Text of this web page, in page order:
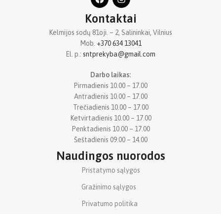
Kontaktai
Kelmijos sodų 81oji. – 2, Salininkai, Vilnius
Mob. +370 634 13041
El. p.: sntprekyba@gmail.com
Darbo laikas:
Pirmadienis 10.00 – 17.00
Antradienis 10.00 – 17.00
Trečiadienis 10.00 – 17.00
Ketvirtadienis 10.00 – 17.00
Penktadienis 10.00 – 17.00
Šeštadienis 09.00 – 14.00
Naudingos nuorodos
Pristatymo sąlygos
Gražinimo sąlygos
Privatumo politika